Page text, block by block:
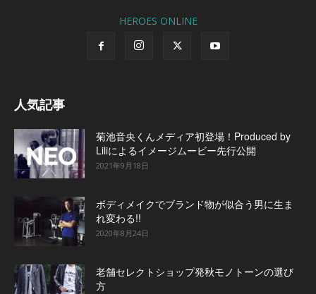
HEROES ONLINE
人気記事
菊池音央くんメディア初登場！Produced by
Liliによるイメージムービー先行公開
2021年9月18日
ボディメイクでブランド物が似合う男に生ま
れ変わる!!
2020年8月24日
老舗セレクトショップ発秋モノトーンの選び
方